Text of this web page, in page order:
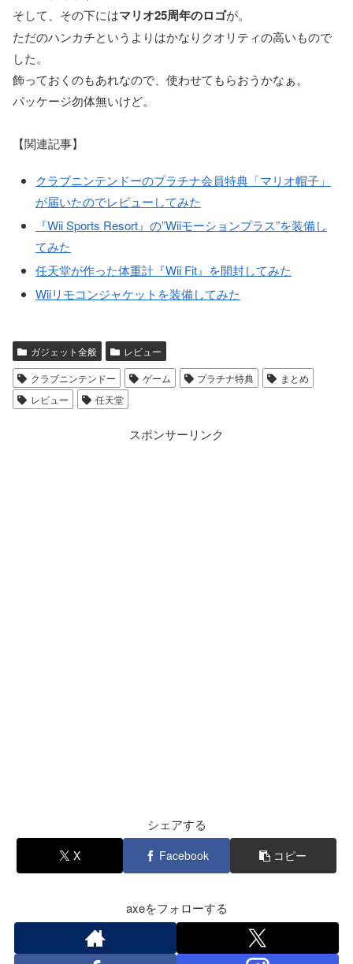
そして、その下にはマリオ25周年のロゴが。
ただのハンカチというよりはかなりクオリティの高いもので
した。
飾っておくのもあれなので、使わせてもらおうかなぁ。
パッケージ勿体無いけど。
【関連記事】
クラブニンテンドーのプラチナ会員特典「マリオ帽子」
が届いたのでレビューしてみた
『Wii Sports Resort』の”Wiiモーションプラス”を装備し
てみた
任天堂が作った体重計『Wii Fit』を開封してみた
Wiiリモコンジャケットを装備してみた
ガジェット全般 レビュー
クラブニンテンドー ゲーム プラチナ特典
まとめ
レビュー
任天堂
スポンサーリンク
シェアする
X Facebook コピー
axeをフォローする